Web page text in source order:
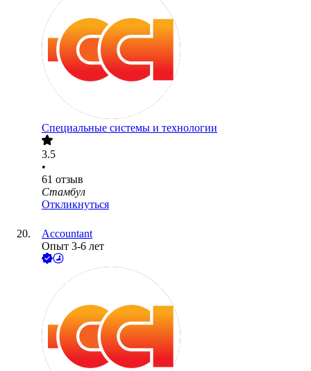
Специальные системы и технологии
3.5
•
61 отзыв
Стамбул
Откликнуться
Accountant
Опыт 3-6 лет